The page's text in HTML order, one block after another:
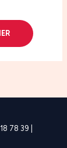
78 39 |